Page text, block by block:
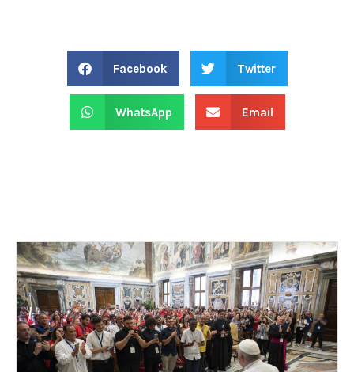
Facebook Twitter
WhatsApp Email